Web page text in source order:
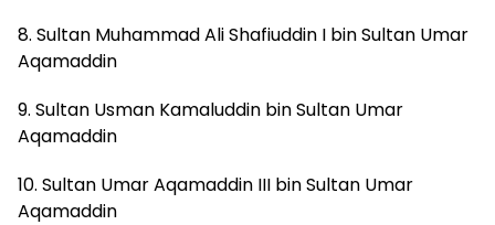
8. Sultan Muhammad Ali Shafiuddin I bin Sultan Umar
Aqamaddin
9. Sultan Usman Kamaluddin bin Sultan Umar
Aqamaddin
10. Sultan Umar Aqamaddin III bin Sultan Umar
Aqamaddin